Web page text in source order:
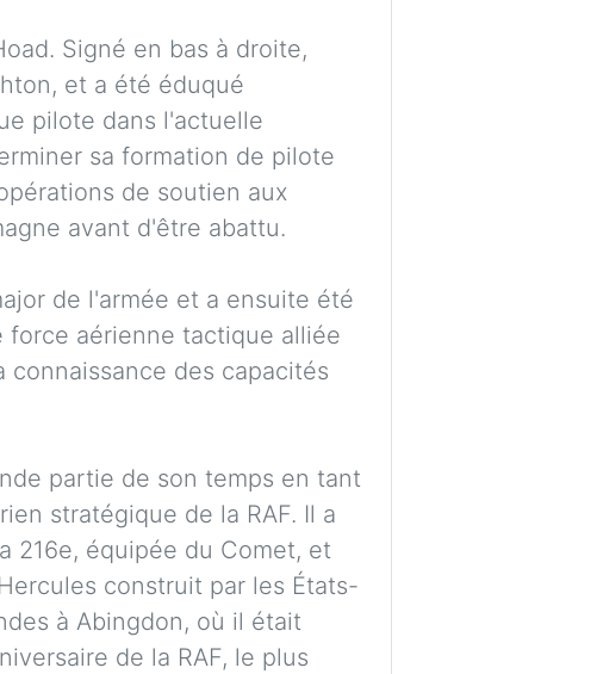
Signé en bas à droite,
et a été éduqué
pilote dans l'actuelle
sa formation de pilote
de soutien aux
avant d'être abattu.
de l'armée et a ensuite été
force aérienne tactique alliée
des capacités
partie de son temps en tant
stratégique de la RAF. Il a
216e, équipée du Comet, et
construit par les États-
à Abingdon, où il était
de la RAF, le plus